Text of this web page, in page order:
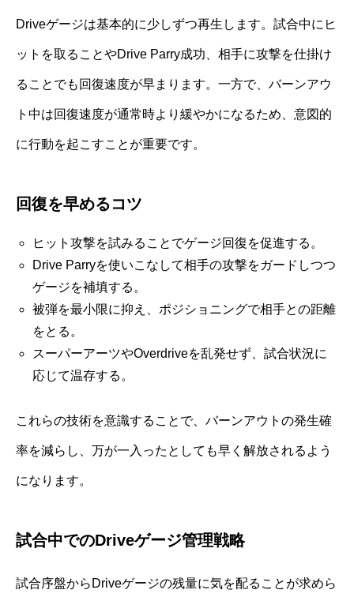
Driveゲージは基本的に少しずつ再生します。試合中にヒ
ットを取ることやDrive Parry成功、相手に攻撃を仕掛け
ることでも回復速度が早まります。一方で、バーンアウ
ト中は回復速度が通常時より緩やかになるため、意図的
に行動を起こすことが重要です。
回復を早めるコツ
ヒット攻撃を試みることでゲージ回復を促進する。
Drive Parryを使いこなして相手の攻撃をガードしつつ
ゲージを補填する。
被弾を最小限に抑え、ポジショニングで相手との距離
をとる。
スーパーアーツやOverdriveを乱発せず、試合状況に
応じて温存する。
これらの技術を意識することで、バーンアウトの発生確
率を減らし、万が一入ったとしても早く解放されるよう
になります。
試合中でのDriveゲージ管理戦略
試合序盤からDriveゲージの残量に気を配ることが求めら